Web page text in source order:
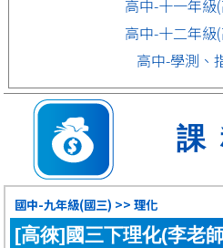
高中-十一年級
高中-十二年級
高中-學測、
國中-九年級(國三) >> 理化
[高徠]國三下理化(李老